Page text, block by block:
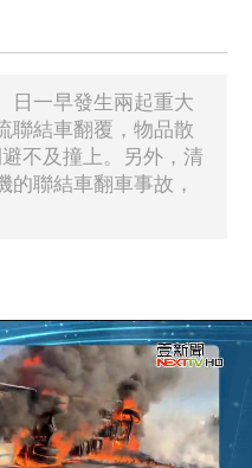
日一早發生兩起重大
聯結車翻覆，物品散
不及撞上。另外，清
的聯結車翻車事故，